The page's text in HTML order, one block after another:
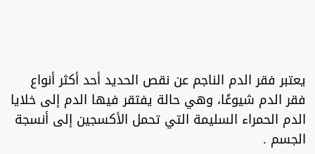
يعتبر فقر الدم الناجم عن نقص الحديد أحد أكثر أنواع
فقر الدم شيوعًا، وهي حالة يفتقر فيها الدم إلى خلايا
الدم الحمراء السليمة التي تحمل الأكسجين إلى أنسجة
الجسم .